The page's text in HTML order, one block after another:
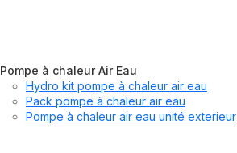
Pompe à chaleur Air Eau
Hydro kit pompe à chaleur air eau
Pack pompe à chaleur air eau
Pompe à chaleur air eau unité exterieur